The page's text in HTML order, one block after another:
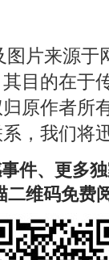
图片来源
目的在于
原作者所
，我们将
件、更多
二维码免费